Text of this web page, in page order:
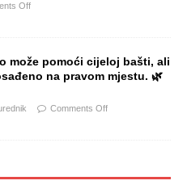
Off
može pomoći cijeloj bašti, ali
na pravom mjestu. 🌿
Comments Off